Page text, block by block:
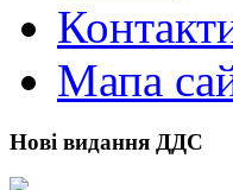
Мапа
Нові видання ДДС